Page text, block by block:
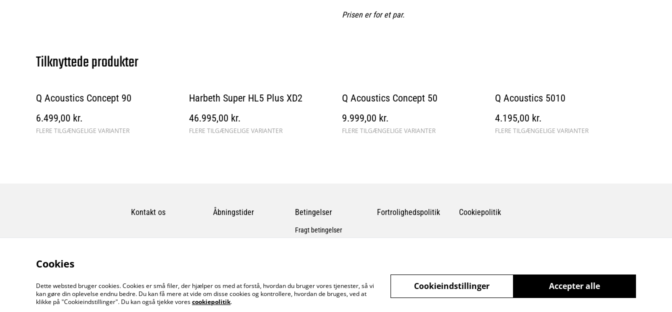
Prisen er for et par.
Tilknyttede produkter
Q Acoustics Concept 90
6.499,00 kr.
FLERE TILGÆNGELIGE VARIANTER
Harbeth Super HL5 Plus XD2
46.995,00 kr.
FLERE TILGÆNGELIGE VARIANTER
Q Acoustics Concept 50
9.999,00 kr.
FLERE TILGÆNGELIGE VARIANTER
Q Acoustics 5010
4.195,00 kr.
FLERE TILGÆNGELIGE VARIANTER
Kontakt os Åbningstider Betingelser
Fragt betingelser
Fortrolighedspolitik Cookiepolitik
©2026 MusicDude
Cookies
Dette websted bruger cookies. Cookies er små filer, der hjælper os med at forstå, hvordan du bruger vores tjenester, så vi
kan gøre din oplevelse endnu bedre. Du kan få mere at vide om disse cookies og kontrollere, hvordan de bruges, ved at
klikke på "Cookieindstillinger". Du kan også tjekke vorescookiepolitik.
Accepter alle
Cookieindstillinger